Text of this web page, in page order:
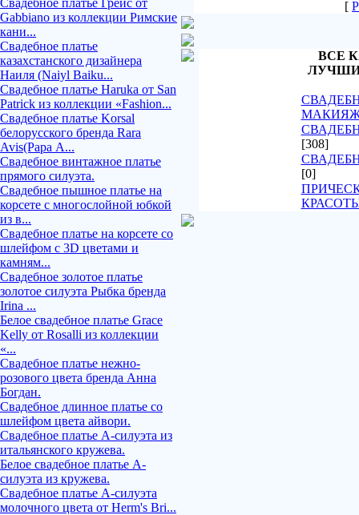
Свадебное платье Грейс от
Gabbiano из коллекции Римские
кани...
Свадебное платье
казахстанского дизайнера
Наиля (Naiyl Baiku...
Свадебное платье Haruka от San
Patrick из коллекции «Fashion...
Свадебное платье Korsal
белорусского бренда Rara
Avis(Рара А...
Свадебное винтажное платье
прямого силуэта.
Свадебное пышное платье на
корсете с многослойной юбкой
из в...
Свадебное платье на корсете со
шлейфом с 3D цветами и
камням...
Свадебное золотое платье
золотое силуэта Рыбка бренда
Irina ...
Белое свадебное платье Grace
Kelly от Rosalli из коллекции
«...
Свадебное платье нежно-
розового цвета бренда Анна
Богдан.
Свадебное длинное платье со
шлейфом цвета айвори.
Свадебное платье А-силуэта из
итальянского кружева.
Белое свадебное платье А-
силуэта из кружева.
Свадебное платье А-силуэта
молочного цвета от Herm's Bri...
[
ВСЕ
[308]
[0]